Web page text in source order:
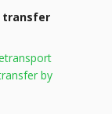
transfer
by